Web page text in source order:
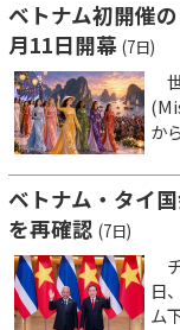
ベトナム初開催
月11日開幕 (7日)
か
ベトナム・タイ
を再確認 (7日)
日
ム